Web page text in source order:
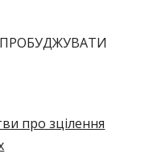
про зцілення